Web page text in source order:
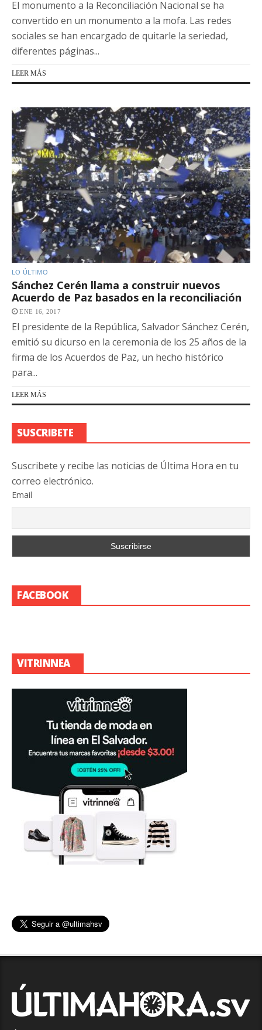
El monumento a la Reconciliación Nacional se ha
convertido en un monumento a la mofa. Las redes
sociales se han encargado de quitarle la seriedad,
diferentes páginas...
LEER MÁS
LO ÚLTIMO
Sánchez Cerén llama a construir nuevos
Acuerdo de Paz basados en la reconciliación
ENE 16, 2017
El presidente de la República, Salvador Sánchez Cerén,
emitió su dicurso en la ceremonia de los 25 años de la
firma de los Acuerdos de Paz, un hecho histórico
para...
LEER MÁS
SUSCRIBETE
Suscribete y recibe las noticias de Última Hora en tu
correo electrónico.
Email
FACEBOOK
VITRINNEA